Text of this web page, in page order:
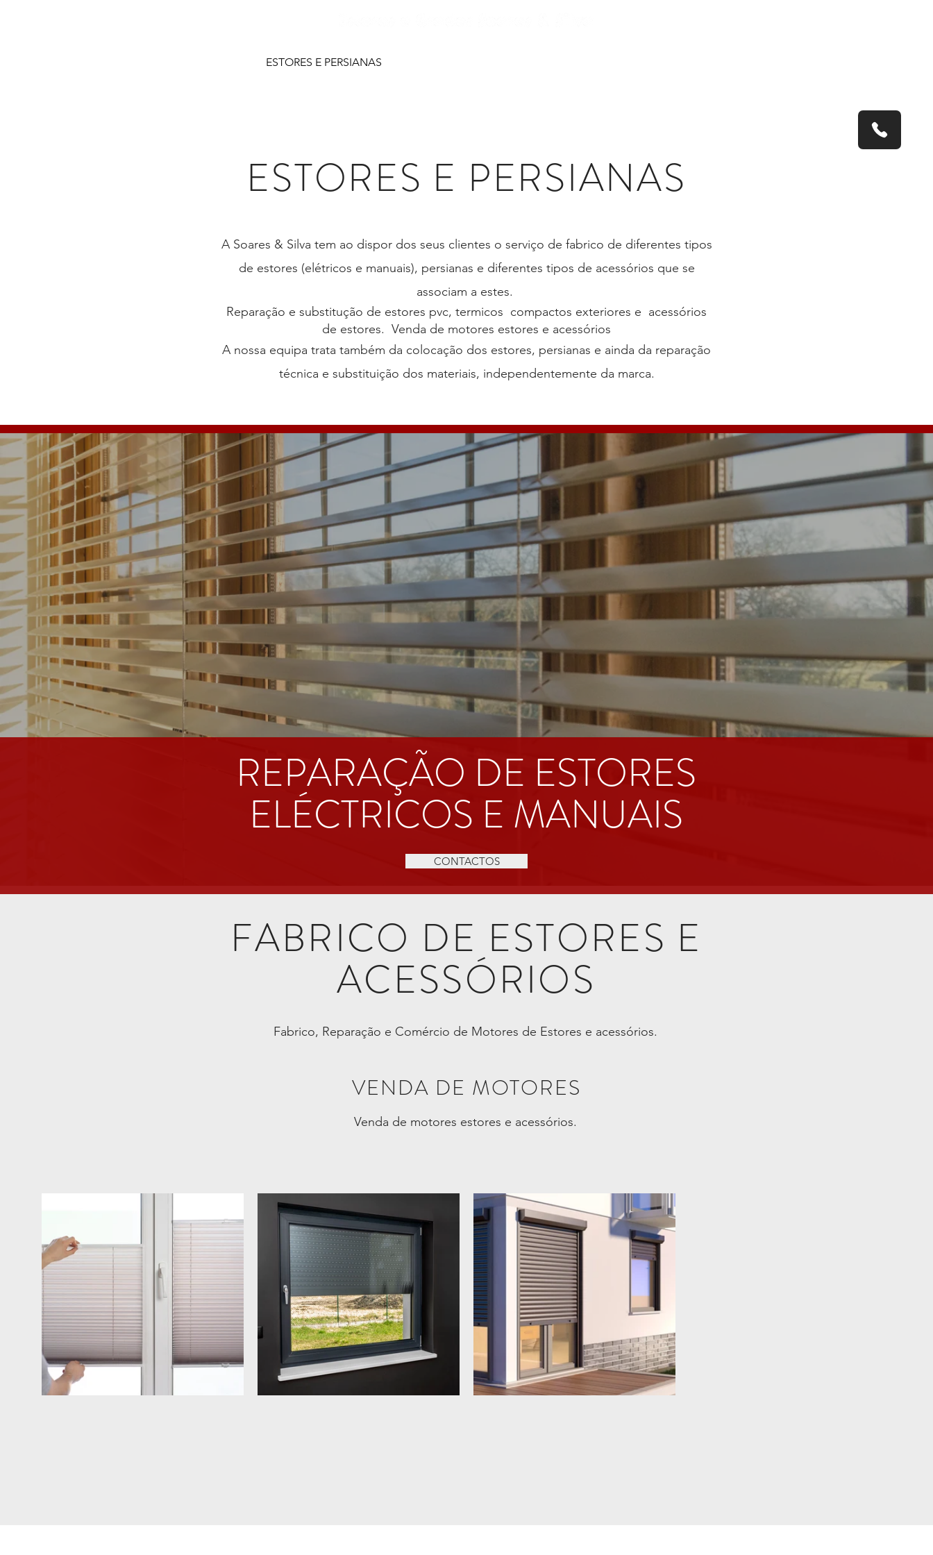
ESTORES E PERSIANAS
ESTORES E PERSIANAS
A Soares & Silva tem ao dispor dos seus clientes o serviço de fabrico de diferentes tipos
de estores (elétricos e manuais), persianas e diferentes tipos de acessórios que se
associam a estes.
Reparação e substitução de estores pvc, termicos compactos exteriores e acessórios
de estores. Venda de motores estores e acessórios
A nossa equipa trata também da colocação dos estores, persianas e ainda da reparação
técnica e substituição dos materiais, independentemente da marca.
REPARAÇÃO DE ESTORES
ELÉCTRICOS E MANUAIS
CONTACTOS
FABRICO DE ESTORES E
ACESSÓRIOS
Fabrico, Reparação e Comércio de Motores de Estores e acessórios.
VENDA DE MOTORES
Venda de motores estores e acessórios.